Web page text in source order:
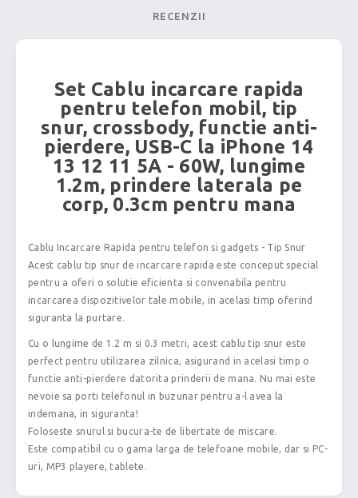
RECENZII
Set Cablu incarcare rapida
pentru telefon mobil, tip
snur, crossbody, functie anti-
pierdere, USB-C la iPhone 14
13 12 11 5A - 60W, lungime
1.2m, prindere laterala pe
corp, 0.3cm pentru mana
Cablu Incarcare Rapida pentru telefon si gadgets - Tip Snur
Acest cablu tip snur de incarcare rapida este conceput special
pentru a oferi o solutie eficienta si convenabila pentru
incarcarea dispozitivelor tale mobile, in acelasi timp oferind
siguranta la purtare.
Cu o lungime de 1.2 m si 0.3 metri, acest cablu tip snur este
perfect pentru utilizarea zilnica, asigurand in acelasi timp o
functie anti-pierdere datorita prinderii de mana. Nu mai este
nevoie sa porti telefonul in buzunar pentru a-l avea la
indemana, in siguranta!
Foloseste snurul si bucura-te de libertate de miscare.
Este compatibil cu o gama larga de telefoane mobile, dar si PC-
uri, MP3 playere, tablete.